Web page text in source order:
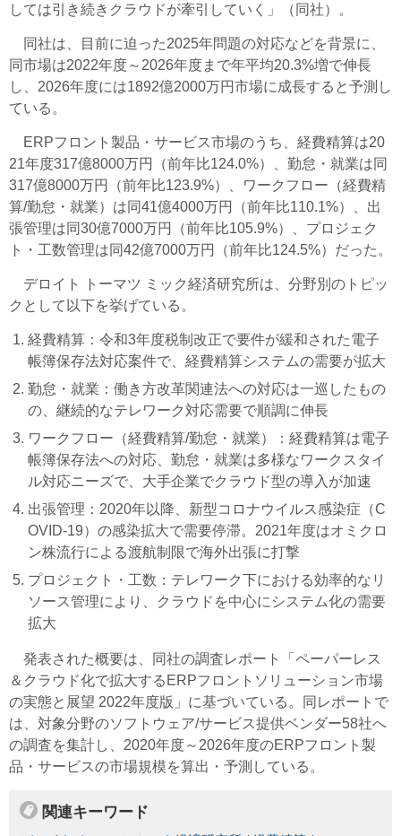
しては引き続きクラウドが牽引していく」（同社）。
同社は、目前に迫った2025年問題の対応などを背景に、
同市場は2022年度～2026年度まで年平均20.3%増で伸長
し、2026年度には1892億2000万円市場に成長すると予測し
ている。
ERPフロント製品・サービス市場のうち、経費精算は20
21年度317億8000万円（前年比124.0%）、勤怠・就業は同
317億8000万円（前年比123.9%）、ワークフロー（経費精
算/勤怠・就業）は同41億4000万円（前年比110.1%）、出
張管理は同30億7000万円（前年比105.9%）、プロジェク
ト・工数管理は同42億7000万円（前年比124.5%）だった。
デロイト トーマツ ミック経済研究所は、分野別のトピッ
クとして以下を挙げている。
経費精算：令和3年度税制改正で要件が緩和された電子
帳簿保存法対応案件で、経費精算システムの需要が拡大
勤怠・就業：働き方改革関連法への対応は一巡したもの
の、継続的なテレワーク対応需要で順調に伸長
ワークフロー（経費精算/勤怠・就業）：経費精算は電子
帳簿保存法への対応、勤怠・就業は多様なワークスタイ
ル対応ニーズで、大手企業でクラウド型の導入が加速
出張管理：2020年以降、新型コロナウイルス感染症（C
OVID-19）の感染拡大で需要停滞。2021年度はオミクロ
ン株流行による渡航制限で海外出張に打撃
プロジェクト・工数：テレワーク下における効率的なリ
ソース管理により、クラウドを中心にシステム化の需要
拡大
発表された概要は、同社の調査レポート「ペーパーレス
＆クラウド化で拡大するERPフロントソリューション市場
の実態と展望 2022年度版」に基づいている。同レポートで
は、対象分野のソフトウェア/サービス提供ベンダー58社へ
の調査を集計し、2020年度～2026年度のERPフロント製
品・サービスの市場規模を算出・予測している。
関連キーワード